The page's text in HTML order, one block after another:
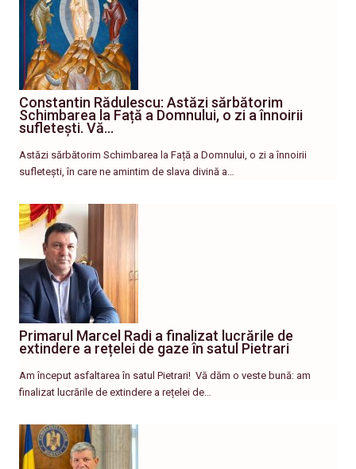
Constantin Rădulescu: Astăzi sărbătorim
Schimbarea la Față a Domnului, o zi a înnoirii
sufletești. Vă…
Astăzi sărbătorim Schimbarea la Față a Domnului, o zi a înnoirii
sufletești, în care ne amintim de slava divină a…
Primarul Marcel Radi a finalizat lucrările de
extindere a rețelei de gaze în satul Pietrari
Am început asfaltarea în satul Pietrari! ​ Vă dăm o veste bună: am
finalizat lucrările de extindere a rețelei de…